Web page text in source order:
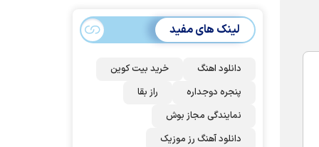
می‌شود؟!
لینک های مفید
دانلود اهنگ
خرید بیت کوین
پنجره دوجداره
راز بقا
نمایندگی مجاز بوش
دانلود آهنگ رز‌ موزیک